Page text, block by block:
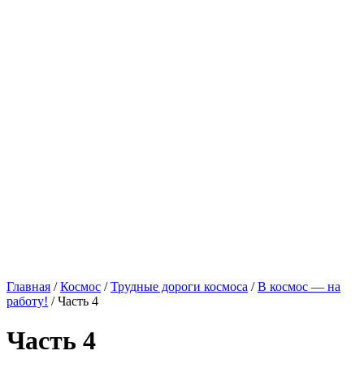
Главная /Космос /Трудные дороги космоса /В космос — на
работу! /Часть 4
Часть 4